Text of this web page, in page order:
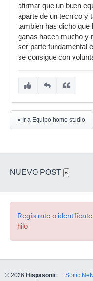
afirmar que un buen
aparte de un tecnico y
tambien has dicho que
ganas hacen mucho y
ser parte fundamental
se consigue con
« Ir a Equipo home studio
NUEVO POST ×
Regístrate o identifícate
hilo
© 2026 Hispasonic Sonic